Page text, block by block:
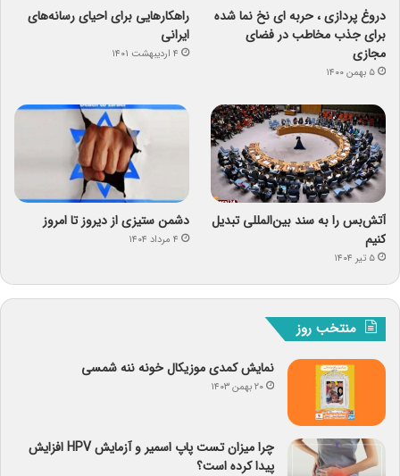
دروغ پردازی ، حربه ای نخ نما شده
برای جذب مخاطب در فضای
مجازی
۵ بهمن ۱۴۰۰
راهکارهایی برای احیای رسانه‌های
ایرانی
۴ اردیبهشت ۱۴۰۱
آتش‌بس را به سند بین‌المللی تبدیل
کنیم
۵ تیر ۱۴۰۴
دشمن ستیزی از دیروز تا امروز
۴ مرداد ۱۴۰۴
منتخب روز
نمایش کمدی موزیکال خونه ننه شمسی
۲۰ بهمن ۱۴۰۳
چرا میزان تست پاپ اسمیر و آزمایش HPV افزایش
پیدا کرده است؟